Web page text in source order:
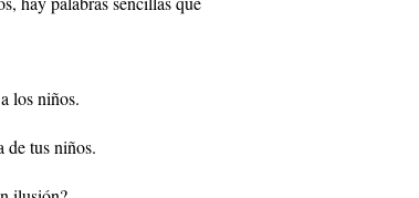
los niños.
de tus niños.